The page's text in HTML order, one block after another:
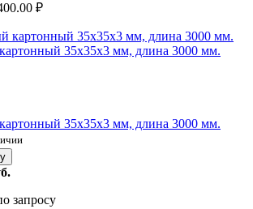
₽
35х35х3 мм, длина 3000 мм.
35х35х3 мм, длина 3000 мм.
запросу